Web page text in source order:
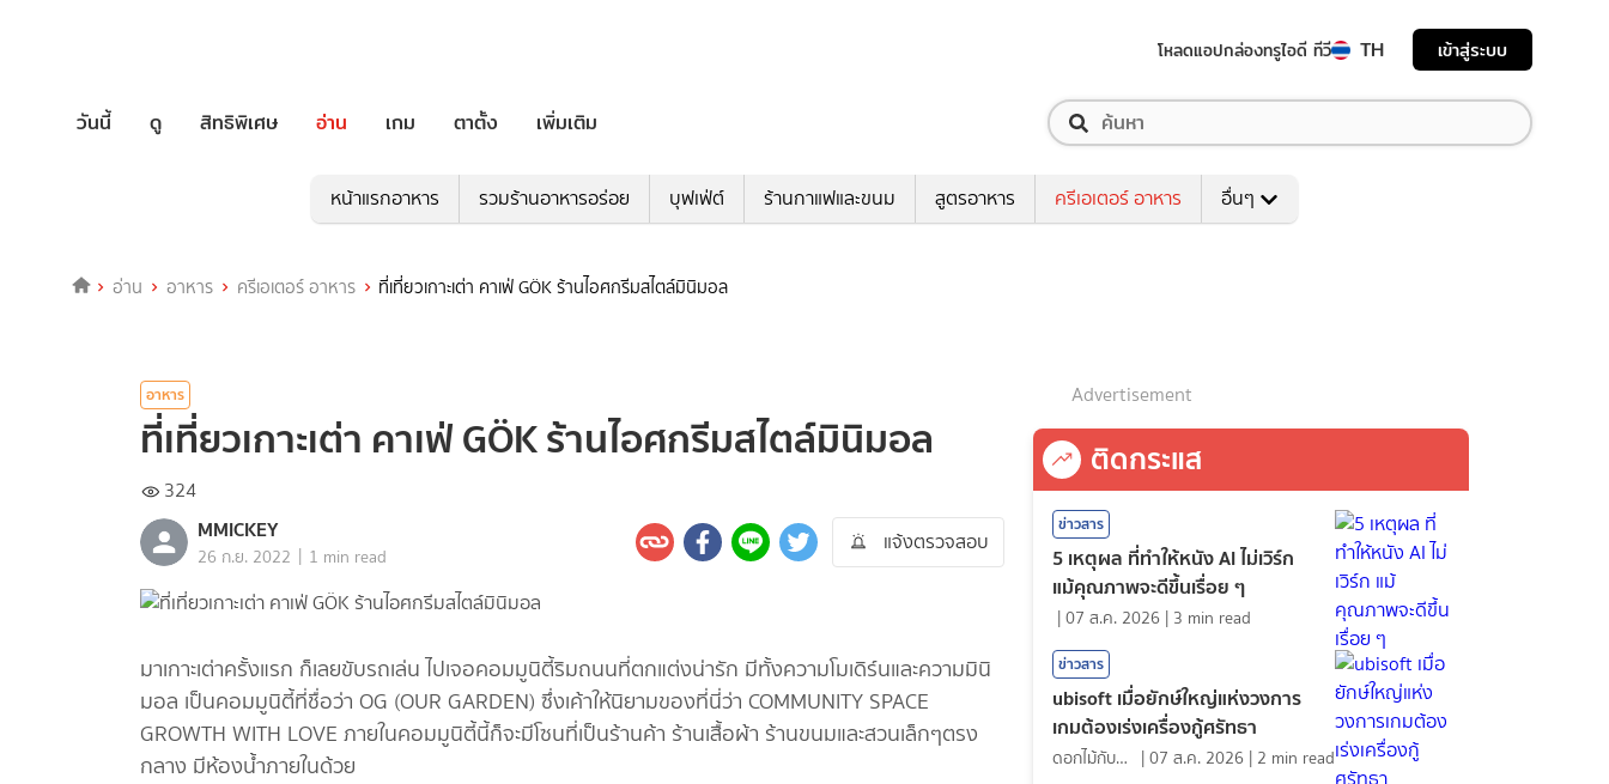
โหลดแอปกล่องทรูไอดี ทีวี TH เข้าสู่ระบบ
วันนี้ ดู สิทธิพิเศษ อ่าน เกม ตาตั้ง เพิ่มเติม
หน้าแรกอาหาร รวมร้านอาหารอร่อย บุฟเฟ่ต์ ร้านกาแฟและขนม สูตรอาหาร ครีเอเตอร์ อาหาร อื่นๆ
อ่าน อาหาร ครีเอเตอร์ อาหาร ที่เที่ยวเกาะเต่า คาเฟ่ GÖK ร้านไอศกรีมสไตล์มินิมอล
อาหาร
ที่เที่ยวเกาะเต่า คาเฟ่ GÖK ร้านไอศกรีมสไตล์มินิมอล
324
MMICKEY
26 ก.ย. 2022 | 1 min read
แจ้งตรวจสอบ
มาเกาะเต่าครั้งแรก ก็เลยขับรถเล่น ไปเจอคอมมูนิตี้ริมถนนที่ตกแต่งน่ารัก มีทั้งความโมเดิร์นและความมินิ
มอล เป็นคอมมูนิตี้ที่ชื่อว่า OG (OUR GARDEN) ซึ่งเค้าให้นิยามของที่นี่ว่า COMMUNITY SPACE
GROWTH WITH LOVE ภายในคอมมูนิตี้นี้ก็จะมีโซนที่เป็นร้านค้า ร้านเสื้อผ้า ร้านขนมและสวนเล็กๆตรง
กลาง มีห้องน้ำภายในด้วย
Advertisement
ติดกระแส
ข่าวสาร
5 เหตุผล ที่ทำให้หนัง AI ไม่เวิร์ก
แม้คุณภาพจะดีขึ้นเรื่อย ๆ
|07 ส.ค. 2026 | 3 min read
ข่าวสาร
ubisoft เมื่อยักษ์ใหญ่แห่งวงการ
เกมต้องเร่งเครื่องกู้ศรัทธา
ดอกไม้กับสายน้ำ |07 ส.ค. 2026 | 2 min read